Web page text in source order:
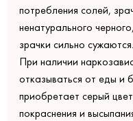
потребления солей,
ненатурального
зрачки сильно сужаются.
При наличии
отказываться от еды и
приобретает серый
покраснения и